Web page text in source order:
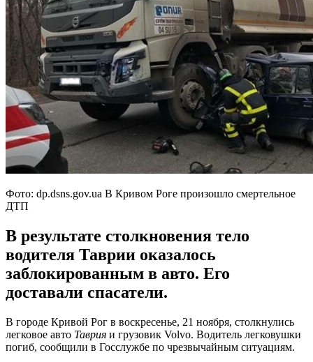
Фото: dp.dsns.gov.ua В Кривом Роге произошло смертельное
ДТП
В результате столкновения тело
водителя Таврии оказалось
заблокированным в авто. Его
доставали спасатели.
В городе Кривой Рог в воскресенье, 21 ноября, столкнулись
легковое авто Таврия и грузовик Volvo. Водитель легковушки
погиб, сообщили в Госслужбе по чрезвычайным ситуациям.